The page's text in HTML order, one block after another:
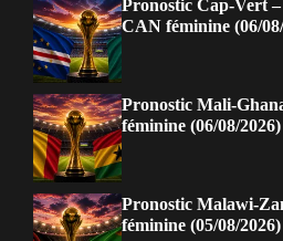
Pronostic Cap-Vert
CAN féminine (06/
Pronostic Mali-
féminine (06/08/2026)
Pronostic Malawi-
féminine (05/08/2026)